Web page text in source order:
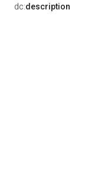
dc:description